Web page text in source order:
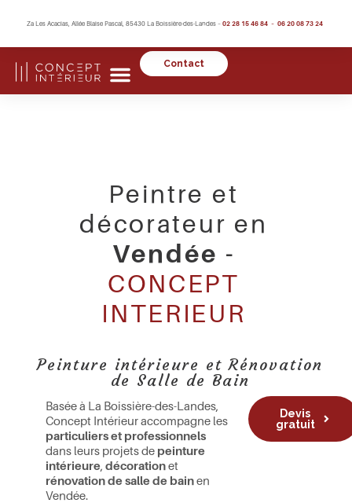
Za Les Acacias, Allée Blaise Pascal, 85430 La Boissière-des-Landes – 02 28 15 46 84 – 06 20 08 73 24
Contact
Peintre et
décorateur en
Vendée -
CONCEPT
INTERIEUR
Peinture intérieure et Rénovation
de Salle de Bain
Basée à La Boissière-des-Landes,
Concept Intérieur accompagne les
particuliers et professionnels
dans leurs projets de peinture
intérieure, décorationet
rénovation de salle de bainen
Vendée.
Devis
gratuit